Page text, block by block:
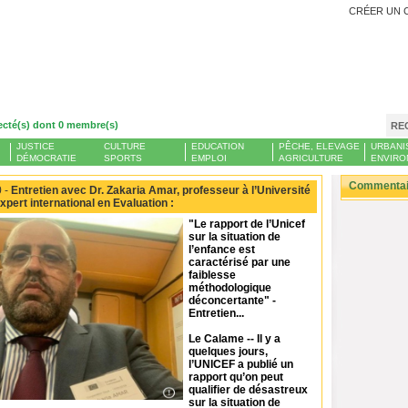
CRÉER UN
dont 0 membre(s)
JUSTICE
DÉMOCRATIE
CULTURE
SPORTS
EDUCATION
EMPLOI
PÊCHE, ELEVAGE
AGRICULTURE
- Entretien avec Dr. Zakaria Amar, professeur à l’Université
international en Evaluation :
"Le rapport de l’Unicef
sur la situation de
l’enfance est
caractérisé par une
faiblesse
méthodologique
déconcertante" -
Entretien...
Le Calame -- Il y a
quelques jours,
l’UNICEF a publié un
rapport qu’on peut
qualifier de désastreux
sur la situation de